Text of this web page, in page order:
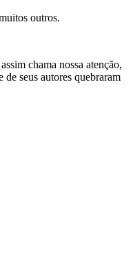
outros.
chama nossa atenção,
seus autores quebraram